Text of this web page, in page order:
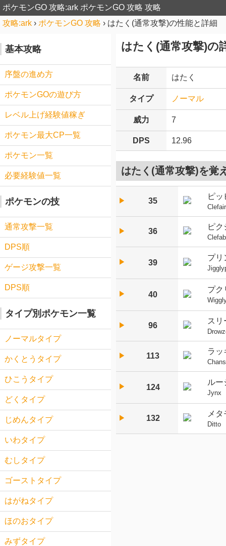
ポケモンGO 攻略:ark ポケモンGO 攻略 攻略
攻略:ark › ポケモンGO 攻略 › はたく(通常攻撃)の性能と詳細
はたく(通常攻撃)の
名前 はたく
タイプ ノーマル
威力 7
DPS 12.96
はたく(通常攻撃)を覚
▶︎ 35
ピッ
▶︎ 36
ピク
▶︎ 39
プリ
▶︎ 40
プク
▶︎ 96
スリ
▶︎ 113
ラッ
▶︎ 124
ルー
Jynx
▶︎ 132
メ
Ditto
基本攻略
序盤の進め方
ポケモンGOの遊び方
レベル上げ経験値稼ぎ
ポケモン最大CP一覧
ポケモン一覧
必要経験値一覧
ポケモンの技
通常攻撃一覧
DPS順
ゲージ攻撃一覧
DPS順
タイプ別ポケモン一覧
ノーマルタイプ
かくとうタイプ
ひこうタイプ
どくタイプ
じめんタイプ
いわタイプ
むしタイプ
ゴーストタイプ
はがねタイプ
ほのおタイプ
みずタイプ